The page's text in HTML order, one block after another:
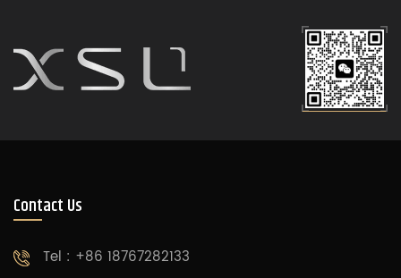
Contact Us
Tel : +86 18767282133